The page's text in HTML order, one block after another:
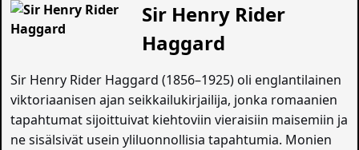
Sir Henry Rider
Haggard
Sir Henry Rider Haggard (1856–1925) oli englantilainen
viktoriaanisen ajan seikkailukirjailija, jonka romaanien
tapahtumat sijoittuivat kiehtoviin vieraisiin maisemiin ja
ne sisälsivät usein yliluonnollisia tapahtumia. Monien